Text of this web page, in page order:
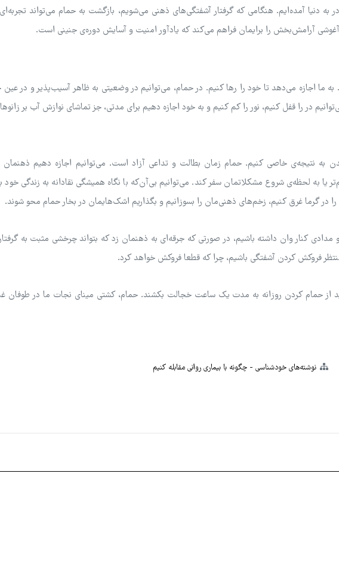
دنیا آمده‌ایم. هنگامی که گرفتار آشفتگی‌های ذهنی می‌شویم، بازگشت به حمام می‌تواند
آغوشی آرامش‌بخش را برایمان فراهم می‌کند که یادآور امنیت و آسایش دوره‌ی جنینی است.
ما اجازه می‌دهد تا خود را رها کنیم. در حمام، می‌توانیم در وضعیتی به ظاهر آسیب‌پذیر و در
در را قفل کنیم، نور را کم کنیم و به خود اجازه دهیم برای مدتی، جز تماشای نوازش آب بر
به نتیجه‌ی خاصی کنیم. حمام زمان بطالت و تداعی آزاد است. می‌توانیم اجازه دهیم
به لحظه‌ی شروع مشکلاتمان سفر کند. می‌توانیم بی‌آن‌که با نگاه همیشگی نقادانه به زندگی خود
در گرما غرق کنیم، زخم‌های ذهنی‌مان را بسوزانیم و بگذاریم اشک‌هایمان در بخار حمام محو شوند.
مدادی کنار وان داشته باشیم، در صورتی که جرقه‌ای به ذهنمان زد که بتواند چرخشی مثبت به
منتظر فروکش کردن آشفتگی باشیم، چرا که قطعا فروکش خواهد کرد.
از حمام کردن روزانه به مدت یک ساعت خجالت بکشند. حمام، کشتی مینای نجات ما در طوفان
نوشته‌های خودشناسی چگونه با بیماری روانی مقابله کنیم